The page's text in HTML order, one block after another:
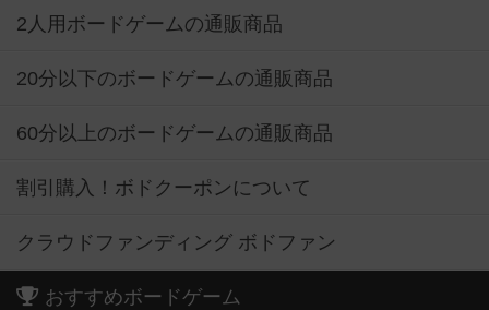
2人用ボードゲームの通販商品
20分以下のボードゲームの通販商品
60分以上のボードゲームの通販商品
割引購入！ボドクーポンについて
クラウドファンディング ボドファン
おすすめボードゲーム